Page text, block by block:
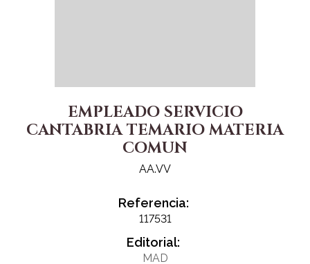
EMPLEADO SERVICIO
CANTABRIA TEMARIO MATERIA
COMUN
AA.VV
Referencia:
117531
Editorial:
MAD